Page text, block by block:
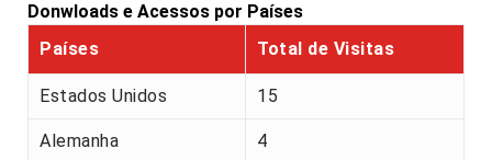
Donwloads e Acessos por Países
Países
Total de Visitas
Estados Unidos 15
Alemanha 4